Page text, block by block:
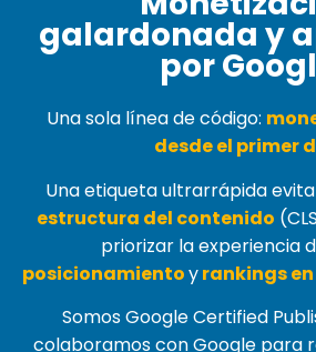
galardonada y
por
Una sola línea de código:
desde el primer
Una etiqueta ultrarrápida evita
estructura del contenido (
priorizar la experiencia
posicionamientoyrankings
Somos Google Certified
colaboramos con Google para